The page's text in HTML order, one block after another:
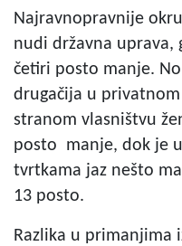
Najravnopravnije
nudi državna uprava,
četiri posto manje.
drugačija u
stranom vlasništvu
posto manje, dok je
tvrtkama jaz nešto
13 posto.
Razlika u primanjima